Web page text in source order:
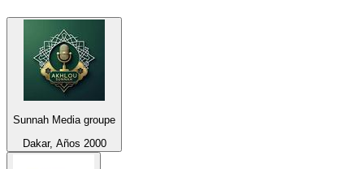
Sunnah Media groupe
Dakar, Años 2000